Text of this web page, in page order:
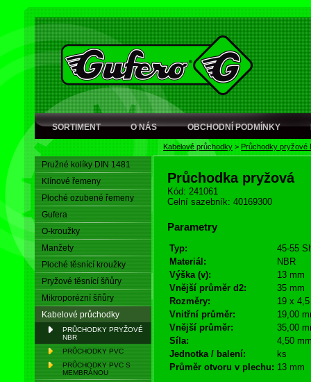
SORTIMENT O NÁS OBCHODNÍ PODMÍNKY
Kabelové průchodky > Průchodky pryžové
Pružné kolíky DIN 1481
Klínové řemeny
Ploché ozubené řemeny
Gufera
O-kroužky
Manžety
Ploché těsnící kroužky
Pryžové těsnící šňůry
Mikroporézní šňůry
Kabelové průchodky
PRŮCHODKY PRYŽOVÉ
NBR
PRŮCHODKY PVC
PRŮCHODKY PVC S
MEMBRÁNOU
Průchodka pryžová
Kód: 241061
Celní sazebník: 40169300
Parametry
Typ:
45-55
Materiál:
NBR
Výška (v):
13 mm
Vnější průměr d2:
35 mm
Rozměry:
19 x
Vnitřní průměr:
19,00
Vnější průměr:
35,00
Síla:
4,50
Jednotka / balení:
ks
Průměr otvoru v plechu: 13 mm